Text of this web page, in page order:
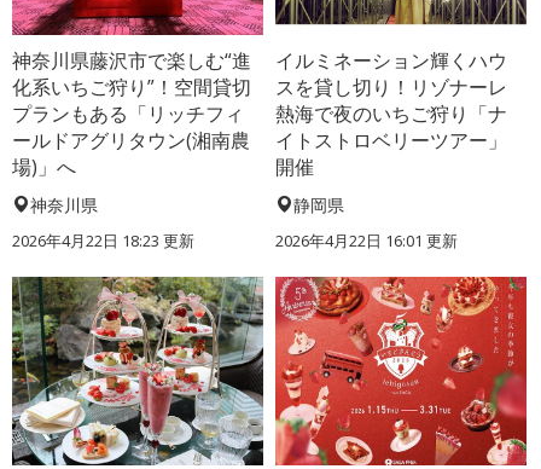
神奈川県藤沢市で楽しむ“進
化系いちご狩り”！空間貸切
プランもある「リッチフィ
ールドアグリタウン(湘南農
場)」へ
神奈川県
2026年4月22日 18:23 更新
イルミネーション輝くハウ
スを貸し切り！リゾナーレ
熱海で夜のいちご狩り「ナ
イトストロベリーツアー」
開催
静岡県
2026年4月22日 16:01 更新